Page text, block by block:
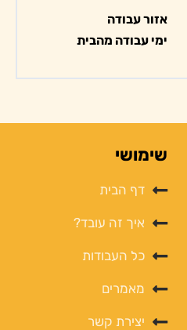
אזור עבודה
ימי עבודה מהבית
שימושי
דף הבית
איך זה עובד?
כל העבודות
מאמרים
יצירת קשר